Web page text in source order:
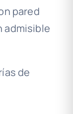
pared
admisible
de